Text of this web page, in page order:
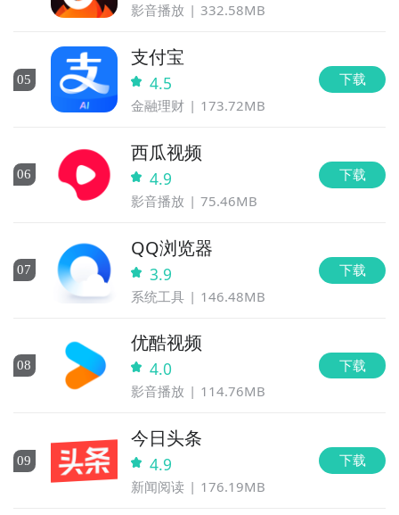
影音播放 332.58MB
05
支付宝
4.5
金融理财 173.72MB
下载
06
西瓜视频
4.9
影音播放 75.46MB
下载
07
QQ浏览器
3.9
系统工具 146.48MB
下载
08
优酷视频
4.0
影音播放 114.76MB
下载
09
今日头条
4.9
新闻阅读 176.19MB
下载